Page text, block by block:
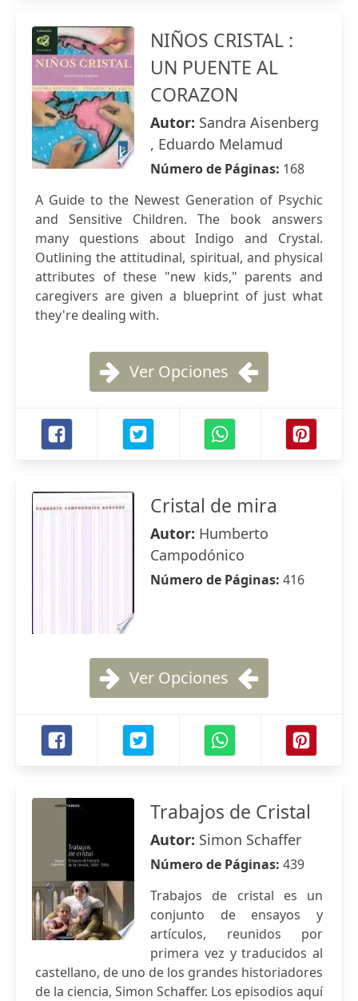
NIÑOS CRISTAL :
UN PUENTE AL
CORAZON
Autor: Sandra Aisenberg
, Eduardo Melamud
Número de Páginas: 168
A Guide to the Newest Generation of Psychic
and Sensitive Children. The book answers
many questions about Indigo and Crystal.
Outlining the attitudinal, spiritual, and physical
attributes of these "new kids," parents and
caregivers are given a blueprint of just what
they're dealing with.
Ver Opciones
Cristal de mira
Autor: Humberto
Campodónico
Número de Páginas: 416
Ver Opciones
Trabajos de Cristal
Autor: Simon Schaffer
Número de Páginas: 439
Trabajos de cristal es un
conjunto de ensayos y
artículos, reunidos por
primera vez y traducidos al
castellano, de uno de los grandes historiadores
de la ciencia, Simon Schaffer. Los episodios aquí